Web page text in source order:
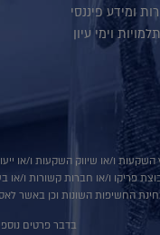
ומידע פיננסי
וימי עיון
ו/או שיווק השקעות ו/או
ו/או חברות קשורות ו/או
החשיפות השונות וכן באשר
בדבר פרטים נוספים